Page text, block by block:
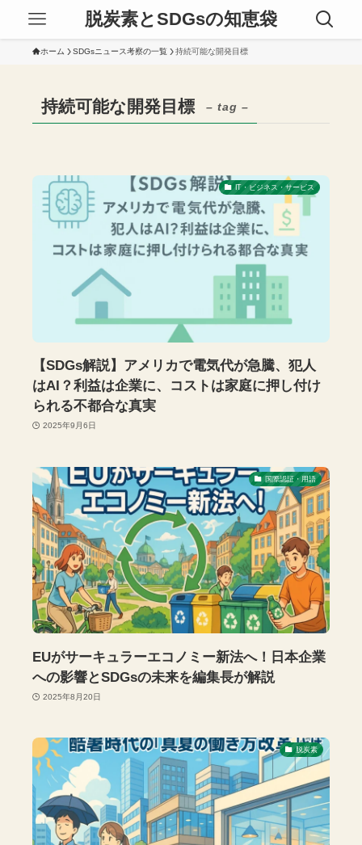
脱炭素とSDGsの知恵袋
ホーム SDGsニュース考察の一覧 持続可能な開発目標
持続可能な開発目標 – tag –
IT・ビジネス・サービス
【SDGs解説】アメリカで電気代が急騰、犯人
はAI？利益は企業に、コストは家庭に押し付け
られる不都合な真実
2025年9月6日
国際認証・用語
EUがサーキュラーエコノミー新法へ！日本企業
への影響とSDGsの未来を編集長が解説
2025年8月20日
脱炭素